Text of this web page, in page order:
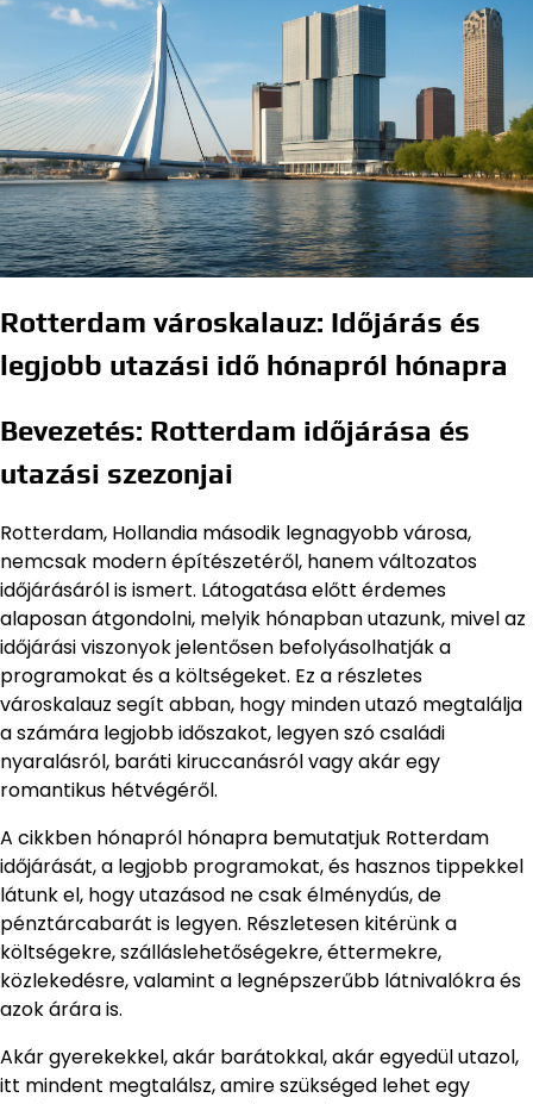
Rotterdam városkalauz: Időjárás és
legjobb utazási idő hónapról hónapra
Bevezetés: Rotterdam időjárása és
utazási szezonjai
Rotterdam, Hollandia második legnagyobb városa,
nemcsak modern építészetéről, hanem változatos
időjárásáról is ismert. Látogatása előtt érdemes
alaposan átgondolni, melyik hónapban utazunk, mivel az
időjárási viszonyok jelentősen befolyásolhatják a
programokat és a költségeket. Ez a részletes
városkalauz segít abban, hogy minden utazó megtalálja
a számára legjobb időszakot, legyen szó családi
nyaralásról, baráti kiruccanásról vagy akár egy
romantikus hétvégéről.
A cikkben hónapról hónapra bemutatjuk Rotterdam
időjárását, a legjobb programokat, és hasznos tippekkel
látunk el, hogy utazásod ne csak élménydús, de
pénztárcabarát is legyen. Részletesen kitérünk a
költségekre, szálláslehetőségekre, éttermekre,
közlekedésre, valamint a legnépszerűbb látnivalókra és
azok árára is.
Akár gyerekekkel, akár barátokkal, akár egyedül utazol,
itt mindent megtalálsz, amire szükséged lehet egy